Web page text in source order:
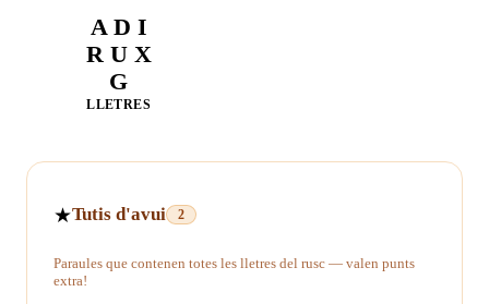
A D I
R U X
G
LLETRES
★Tutis d'avui 2
Paraules que contenen totes les lletres del rusc — valen punts
extra!